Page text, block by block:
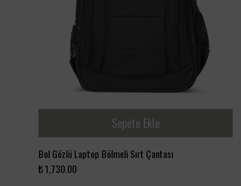
Sepete Ekle
Bol Gözlü Laptop Bölmeli Sırt Çantası
₺ 1,730.00